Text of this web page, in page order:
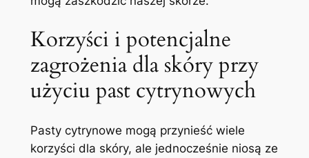
Korzyści i potencjalne
zagrożenia dla skóry przy
użyciu past cytrynowych
Pasty ⁢cytrynowe mogą⁤ przynieść wiele
⁣korzyści dla ‌skóry, ale‌ jednocześnie niosą ‌ze